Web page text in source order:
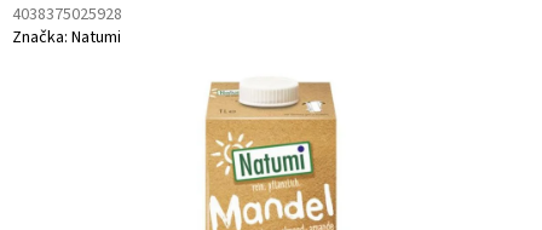
4038375025928
Značka: Natumi